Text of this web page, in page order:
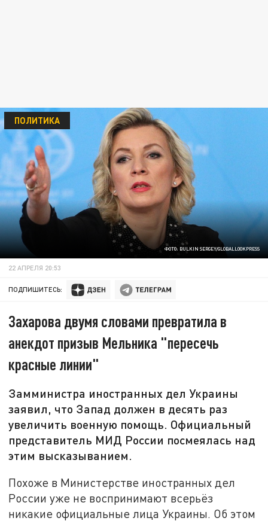
ФОТО: BULKIN SERGEY/GLOBALLOOKPRESS
ПОЛИТИКА
22 АПРЕЛЯ 20:53
ПОДПИШИТЕСЬ:
Захарова двумя словами превратила в
анекдот призыв Мельника "пересечь
красные линии"
Замминистра иностранных дел Украины
заявил, что Запад должен в десять раз
увеличить военную помощь. Официальный
представитель МИД России посмеялась над
этим высказыванием.
Похоже в Министерстве иностранных дел
России уже не воспринимают всерьёз
никакие официальные лица Украины. Об этом